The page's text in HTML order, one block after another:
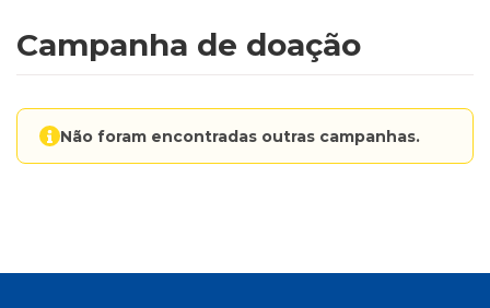
Campanha de doação
Não foram encontradas outras campanhas.